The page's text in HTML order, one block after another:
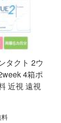
タクト 2ウ
4箱ポ
送料無料 近視 遠視